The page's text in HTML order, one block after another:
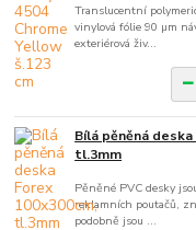
Translucentní
vinylová fólie 90 µm
exteriérová živ...
Bílá pěněná
tl.3mm
Pěněné PVC desky
reklamních poutačů,
podobně jsou ...